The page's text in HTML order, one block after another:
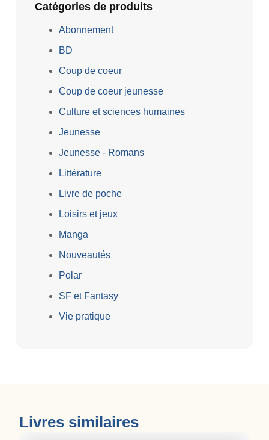
Catégories de produits
Abonnement
BD
Coup de coeur
Coup de coeur jeunesse
Culture et sciences humaines
Jeunesse
Jeunesse - Romans
Littérature
Livre de poche
Loisirs et jeux
Manga
Nouveautés
Polar
SF et Fantasy
Vie pratique
Livres similaires